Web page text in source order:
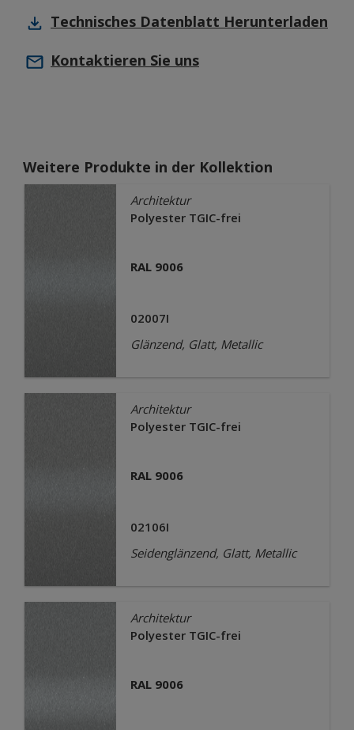
Technisches Datenblatt Herunterladen
Kontaktieren Sie uns
Weitere Produkte in der Kollektion
Architektur
Polyester TGIC-frei
RAL 9006
02007I
Glänzend, Glatt, Metallic
Architektur
Polyester TGIC-frei
RAL 9006
02106I
Seidenglänzend, Glatt, Metallic
Architektur
Polyester TGIC-frei
RAL 9006